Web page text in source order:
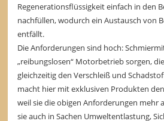
Regenerationsflüssigkeit einfach in den
nachfüllen, wodurch ein Austausch von
entfällt.
Die Anforderungen sind hoch:
„reibungslosen“ Motorbetrieb sorgen,
gleichzeitig den Verschleiß und
macht hier mit exklusiven Produkten
weil sie die obigen Anforderungen mehr
sie auch in Sachen Umweltentlastung,